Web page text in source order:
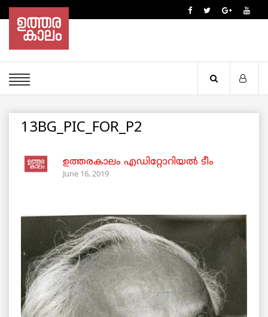
13BG_PIC_FOR_P2
ഉത്തരകാലം എഡിറ്റോറിയല്‍ ടീം
June 16, 2019